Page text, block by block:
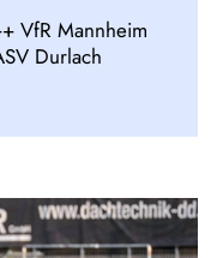
VfR Mannheim
Durlach